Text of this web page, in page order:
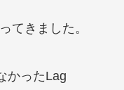
てきました。
かったLag